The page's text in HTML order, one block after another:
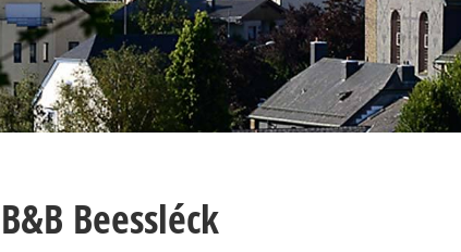
B&B Beessléck